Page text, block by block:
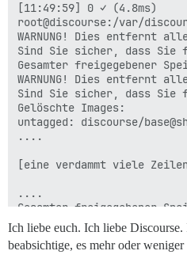
[11:49:59] 0 ✓ (4.8ms)
root@discourse:/var/
WARNUNG! Dies entfernt
Sind Sie sicher, dass Sie
Gesamter freigegebener
WARNUNG! Dies entfernt
Sind Sie sicher, dass Sie
Gelöschte Images:
untagged: discourse/
....
[eine verdammt viele
....
Gesamter freigegebener
[11:50:34] 0 ✓ (27.8s)
root@discourse:/var/
Ich liebe euch. Ich liebe
beabsichtige, es mehr oder